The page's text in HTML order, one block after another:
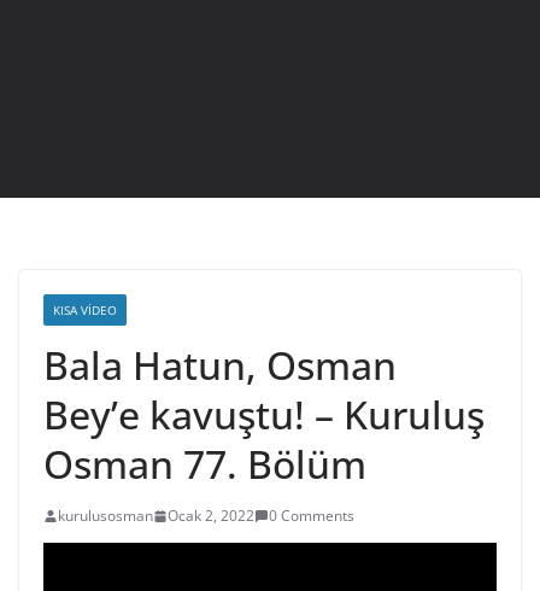
KISA VIDEO
Bala Hatun, Osman
Bey’e kavuştu! – Kuruluş
Osman 77. Bölüm
kurulusosman Ocak 2, 2022 0 Comments